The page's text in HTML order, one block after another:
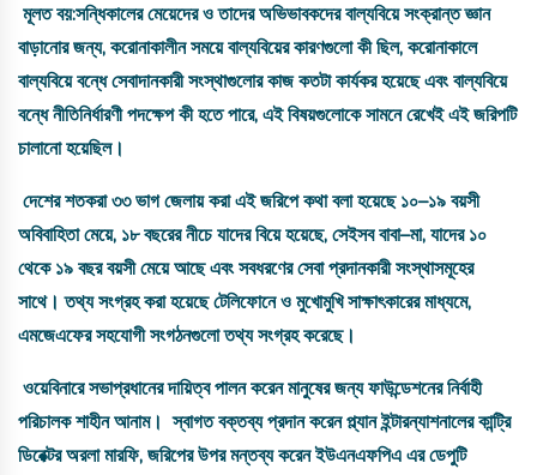
মূলতবয়:সন্ধিকালেরমেয়েদেরওতাদেরঅভিভাবকদেরবাল্যবিয়েসংক্রান্তজ্ঞান
বাড়ানোরজন্য,করোনাকালীনসময়েবাল্যবিয়েরকারণগুলোকীছিল,করোনাকালে
বাল্যবিয়েবন্ধেসেবাদানকারীসংস্থাগুলোরকাজকতটাকার্যকরহয়েছেএবংবাল্যবিয়ে
বন্ধেনীতিনির্ধারণীপদক্ষেপকীহতেপারে,এইবিষয়গুলোকেসামনেরেখেইএইজরিপটি
চালানোহয়েছিল।
দেশেরশতকরা৩৩ভাগজেলায়করাএইজরিপেকথাবলাহয়েছে ১০–১৯বয়সী
অবিবাহিতামেয়ে, ১৮বছরেরনীচেযাদেরবিয়েহয়েছে,সেইসববাবা–মা,যাদের ১০
থেকে ১৯বছরবয়সীমেয়েআছেএবংসবধরণেরসেবাপ্রদানকারীসংস্থাসমূহের
সাথে। তথ্যসংগ্রহকরাহয়েছেটেলিফোনেওমুখোমুখিসাক্ষাৎকারেরমাধ্যমে,
এমজেএফেরসহযোগীসংগঠনগুলোতথ্যসংগ্রহকরেছে।
ওয়েবিনারেসভাপ্রধানেরদায়িত্বপালনকরেনমানুষেরজন্যফাউন্ডেশনেরনির্বাহী
পরিচালকশাহীনআনাম। স্বাগতবক্তব্যপ্রদানকরেনপ্ল্যানইন্টারন্যাশনালেরকান্ট্রি
ডিরেক্টরঅরলামারফি,জরিপেরউপরমন্তব্যকরেনইউএনএফপিএএরডেপুটি